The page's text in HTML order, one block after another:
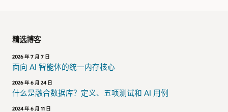
精选博客
2026 年 7 月 7 日
面向 AI 智能体的统一内存核心
2026 年 6 月 24 日
什么是融合数据库？定义、五项测试和 AI 用例
2024 年 6 月 11 日